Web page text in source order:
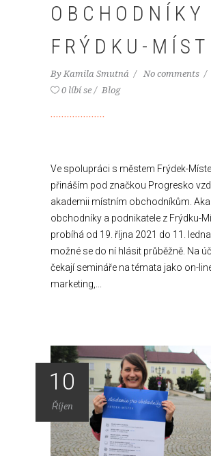
OBCHODNÍKY
FRÝDKU-
By Kamila Smutná
No comments
0 líbí se
Blog
Ve spolupráci s městem Frýdek-
přináším pod značkou Progresko
akademii místním obchodníkům.
obchodníky a podnikatele z Frýdku-
probíhá od 19. října 2021 do 11.
možné se do ní hlásit průběžně. Na
čekají semináře na témata jako on-
marketing,...
10
Říjen